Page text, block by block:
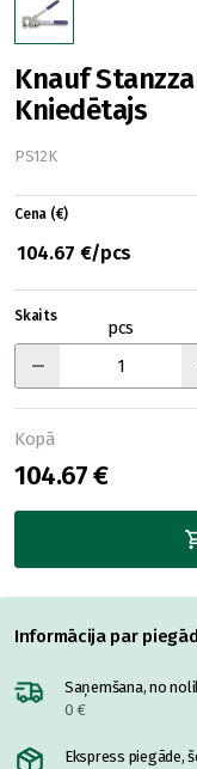
Knauf
Kniedētajs
PS12K
Cena (€)
104.67 €/pcs
Skaits
pcs
Kopā
104.67 €
Informācija par
Saņemšana, no
0 €
Ekspress piegāde,